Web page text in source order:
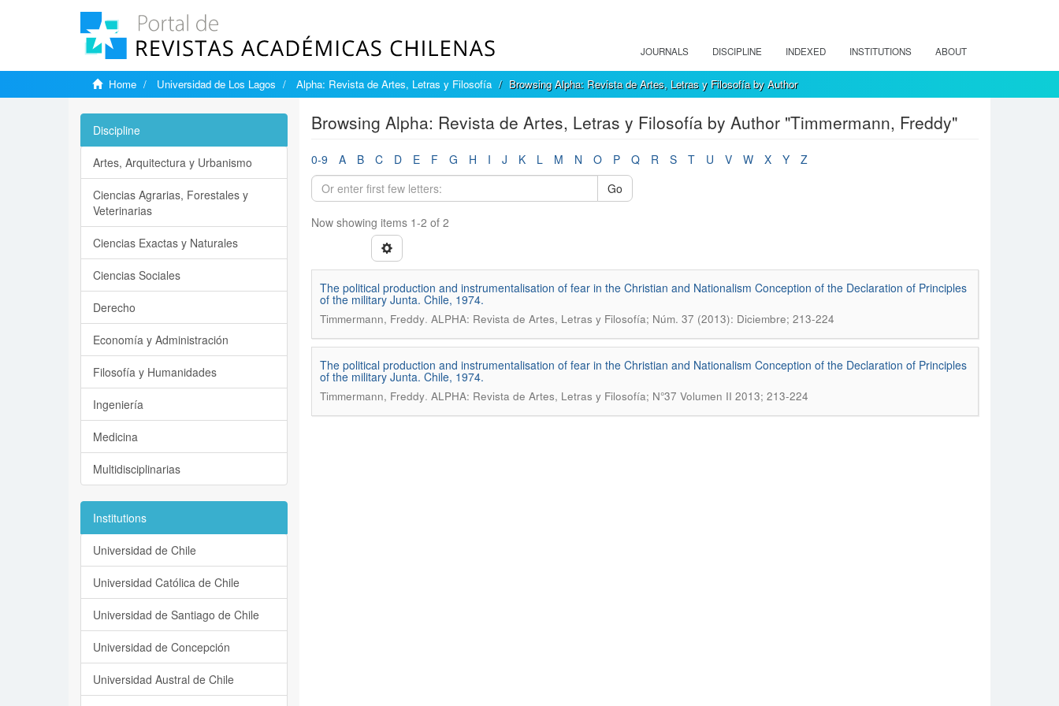
JOURNALS DISCIPLINE INDEXED INSTITUTIONS ABOUT
Home Universidad de Los Lagos Alpha: Revista de Artes, Letras y Filosofía Browsing Alpha: Revista de Artes, Letras y Filosofía by Author
Browsing Alpha: Revista de Artes, Letras y Filosofía by Author "Timmermann, Freddy"
0-9 A B C D E F G H I J K L M N O P Q R S T U V W X Y
Z
Go
Now showing items 1-2 of 2
The political production and instrumentalisation of fear in the Christian and Nationalism Conception of the Declaration of Principles
of the military Junta. Chile, 1974.
Timmermann, Freddy. ALPHA: Revista de Artes, Letras y Filosofía; Núm. 37 (2013): Diciembre; 213-224
The political production and instrumentalisation of fear in the Christian and Nationalism Conception of the Declaration of Principles
of the military Junta. Chile, 1974.
Timmermann, Freddy. ALPHA: Revista de Artes, Letras y Filosofía; N°37 Volumen II 2013; 213-224
Discipline
Artes, Arquitectura y Urbanismo
Ciencias Agrarias, Forestales y
Veterinarias
Ciencias Exactas y Naturales
Ciencias Sociales
Derecho
Economía y Administración
Filosofía y Humanidades
Ingeniería
Medicina
Multidisciplinarias
Institutions
Universidad de Chile
Universidad Católica de Chile
Universidad de Santiago de Chile
Universidad de Concepción
Universidad Austral de Chile